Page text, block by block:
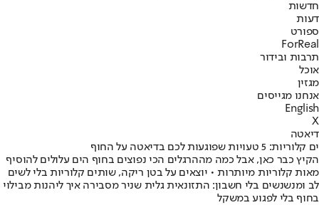
חדשות
דעות
ספורט
ForReal
תרבות ובידור
אוכל
מגזין
אנחנו מגייסים
English
X
דיאטה
ים קלוריות: 5 טעויות שפוגעות לכם בדיאטה על החוף
הקיץ כבר כאן, אבל כמה מההרגלים הכי נפוצים בחוף הים עלולים להוסיף
מאות קלוריות מיותרות • יוצאים על בטן ריקה, שותים קלוריות בלי לשים
לב ומנשנשים בלי חשבון: התזונאית גלית שניר מסבירה איך ליהנות מבילוי
בחוף בלי לפגוע במשקל